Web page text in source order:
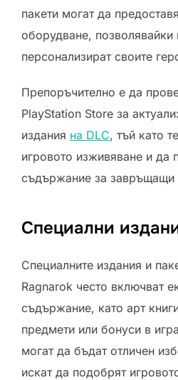
пакети могат да
оборудване, позволявайки
персонализират своите
Препоръчително е да
PlayStation Store за
издания на DLC, тъй като
игровото изживяване и да
съдържание за завръщащи
Специални
Специалните издания и
Ragnarok често включват
съдържание, като арт
предмети или бонуси в
могат да бъдат отличен
искат да подобрят